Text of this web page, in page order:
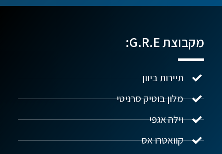
מקבוצת G.R.E:
תיירות ביוון
מלון בוטיק סרניטי
וילה אגפי
קוואטרו אס
נדל"ן ביוון G.R.E